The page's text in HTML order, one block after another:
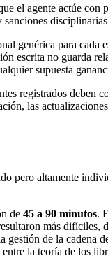
el agente actúe
genérica para cada
escrita no guarda
supuesta
registrados deben
las
pero altamente
de 45 a 90 minutos.
más
de la
la teoría de los